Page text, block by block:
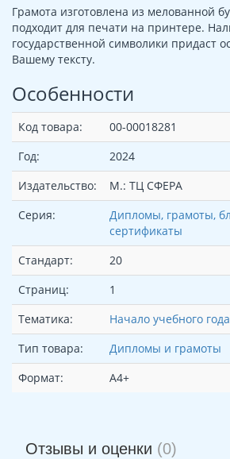
Грамота изготовлена из мелованной
подходит для печати на принтере.
государственной символики придаст
Вашему тексту.
Особенности
Код товара:
00-00018281
Год:
2024
Издательство:
М.: ТЦ СФЕРА
Серия:
Дипломы, грамоты,
сертификаты
Стандарт:
20
Страниц:
1
Тематика:
Начало учебного года
Тип товара:
Дипломы и грамоты
Формат:
А4+
Отзывы и оценки (0)